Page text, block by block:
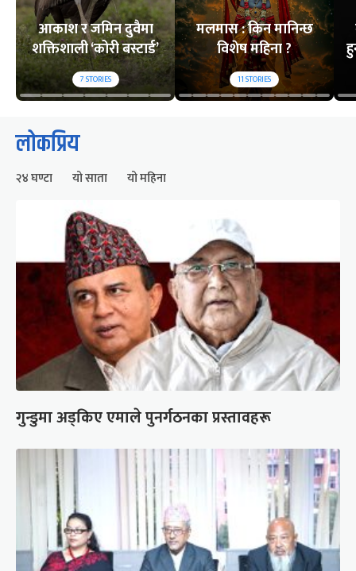
आकाश र जमिन दुवैमा
शक्तिशाली ‘कोरी बस्टार्ड’
7STORIES
मलमास : किन मानिन्छ
विशेष महिना ?
11STORIES
लोकप्रिय
२४ घण्टा यो साता यो महिना
गुन्डुमा अड्किए एमाले पुनर्गठनका प्रस्तावहरू